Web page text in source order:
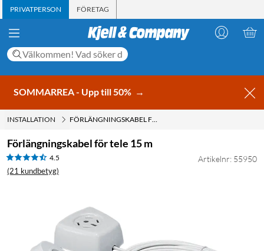
PRIVATPERSON FÖRETAG
SOMMARREA - Upp till 50% →
INSTALLATION FÖRLÄNGNINGSKABEL FÖR TELE 15 M
Förlängningskabel för tele 15 m
4.5
(21 kundbetyg)
Artikelnr: 55950